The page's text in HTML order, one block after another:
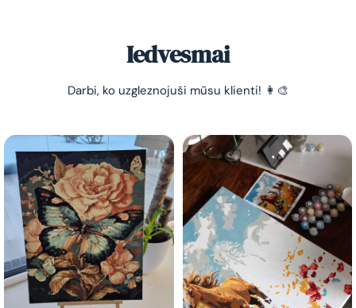
Iedvesmai
Darbi, ko uzgleznojuši mūsu klienti! 👩‍🎨
GleznoPats.lvPrivātuma politika
SAŅEMT -10%